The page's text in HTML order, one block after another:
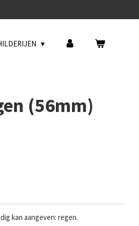
(56mm)
kan aangeven: regen.